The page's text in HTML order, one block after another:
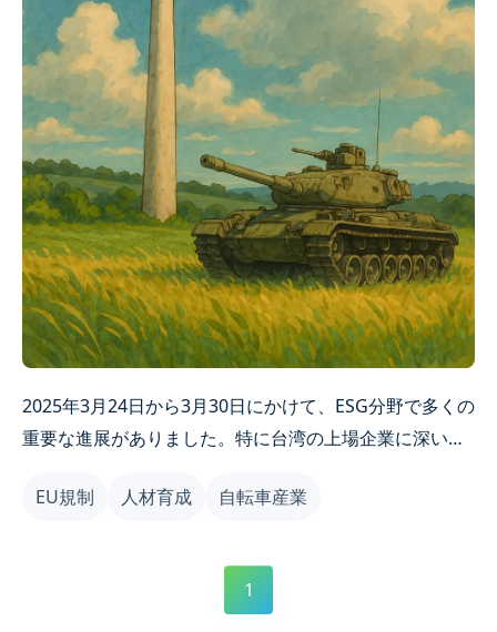
2025年3月24日から3月30日にかけて、ESG分野で多くの
重要な進展がありました。特に台湾の上場企業に深い影
の簡素化提案、AppleとFoxconnのサステナビリティの
ュースは、グローバルESGトレンドのダイナミックな変
化を浮き彫りにしています。
EU規制 人材育成 自転車産業
1